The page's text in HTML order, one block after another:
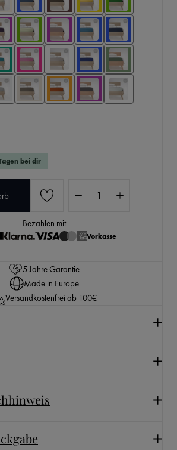
bei dir
Bezahlen mit
Vorkasse
5 Jahre Garantie
Made in Europe
Versandkostenfrei ab 100€